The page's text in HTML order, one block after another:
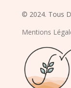
© 2024. Tous
Mentions